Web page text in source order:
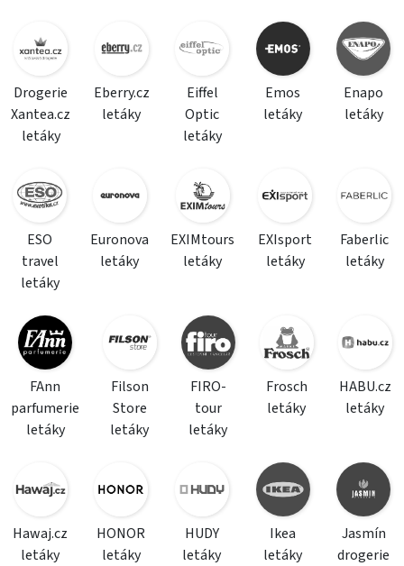
Drogerie
Xantea.cz
letáky
Eberry.cz
letáky
Eiffel
Optic
letáky
Emos
letáky
Enapo
letáky
ESO
travel
letáky
Euronova
letáky
EXIMtours
letáky
EXIsport
letáky
Faberlic
letáky
FAnn
parfumerie
letáky
Filson
Store
letáky
FIRO-
tour
letáky
Frosch
letáky
HABU.cz
letáky
Hawaj.cz
letáky
HONOR
letáky
HUDY
letáky
Ikea
letáky
Jasmín
drogerie